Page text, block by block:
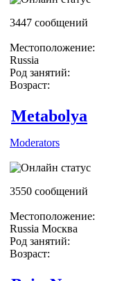
3447 сообщений
Местоположение:
Russia
Род занятий:
Возраст:
Metabolya
Moderators
3550 сообщений
Местоположение:
Russia Москва
Род занятий:
Возраст: